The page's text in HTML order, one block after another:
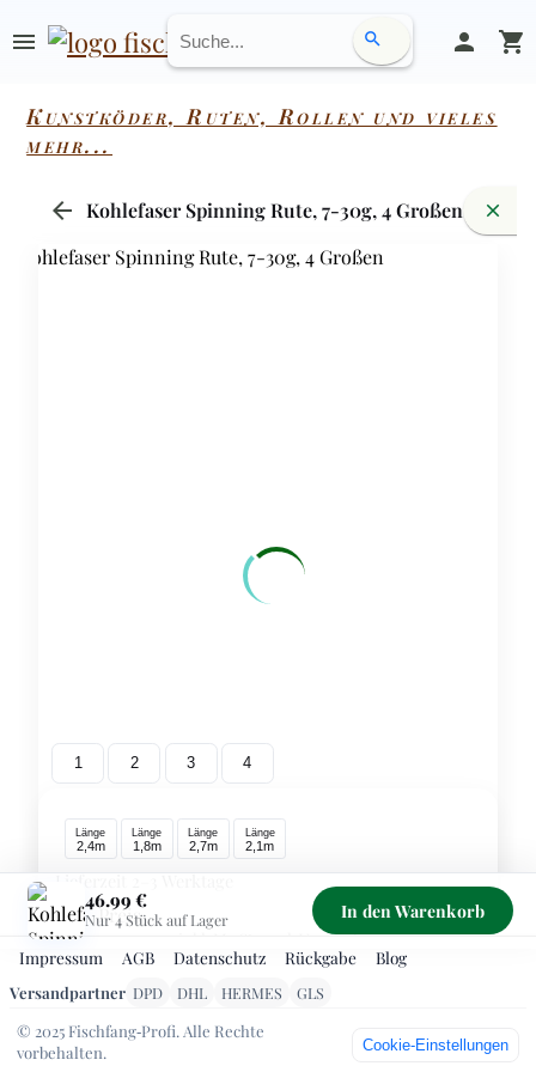
menu search person shopping_cart
Kunstköder, Ruten, Rollen und vieles
mehr...
arrow_back Kohlefaser Spinning Rute, 7-30g, 4 Großen close
1 2 3 4
Länge
2,4m
Länge
1,8m
Länge
2,7m
Länge
2,1m
Lieferzeit 2–3 Werktage
Preis 46.99 €
inkl. MwSt., zzgl. Versand
Sichere Zahlung über PayPal – Kreditkarte/SEPA ohne
PayPal‑Konto möglich. Kostenloser Versand ab 99 €
- 1 +
46.99 €
Nur 4 Stück auf Lager In den Warenkorb
Impressum AGB Datenschutz Rückgabe Blog
Versandpartner DPD DHL HERMES
GLS
© 2025 Fischfang‑Profi. Alle Rechte
vorbehalten.
Cookie‑Einstellungen